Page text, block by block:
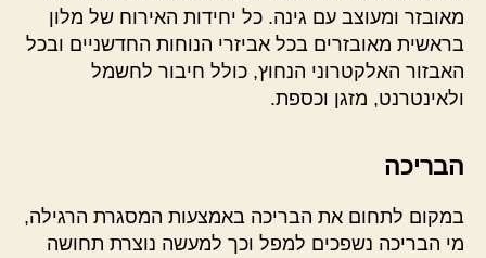
מאובזר ומעוצב עם גינה. כל יחידות האירוח של מלון
בראשית מאובזרים בכל אביזרי הנוחות החדשניים ובכל
האבזור האלקטרוני הנחוץ, כולל חיבור לחשמל
ולאינטרנט, מזגן וכספת.
הבריכה
במקום לתחום את הבריכה באמצעות המסגרת הרגילה,
מי הבריכה נשפכים למפל וכך למעשה נוצרת תחושה